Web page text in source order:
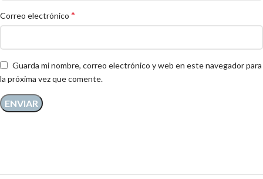
Correo electrónico *
Guarda mi nombre, correo electrónico y web en este navegador para
la próxima vez que comente.